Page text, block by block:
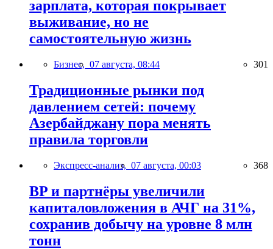
зарплата, которая покрывает
выживание, но не
самостоятельную жизнь
Бизнес, 07 августа, 08:44 301
Традиционные рынки под
давлением сетей: почему
Азербайджану пора менять
правила торговли
Экспресс-анализ, 07 августа, 00:03 368
BP и партнёры увеличили
капиталовложения в АЧГ на 31%,
сохранив добычу на уровне 8 млн
тонн